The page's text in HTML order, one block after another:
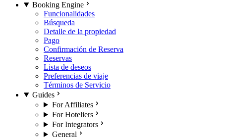
Booking Engine
Funcionalidades
Búsqueda
Detalle de la propiedad
Pago
Confirmación de Reserva
Reservas
Lista de deseos
Preferencias de viaje
Términos de Servicio
Guides
For Affiliates
For Hoteliers
For Integrators
General